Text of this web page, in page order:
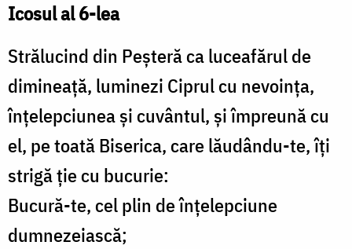
Icosul al 6-lea
Strălucind din Peșteră ca luceafărul de
dimineață, luminezi Ciprul cu nevoința,
înțelepciunea și cuvântul, și împreună cu
el, pe toată Biserica, care lăudându-te, îți
strigă ție cu bucurie:
Bucură-te, cel plin de înțelepciune
dumnezeiască;